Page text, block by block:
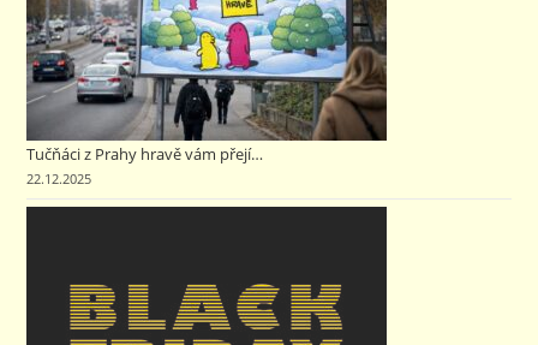
Tučňáci z Prahy hravě vám přejí…
22.12.2025